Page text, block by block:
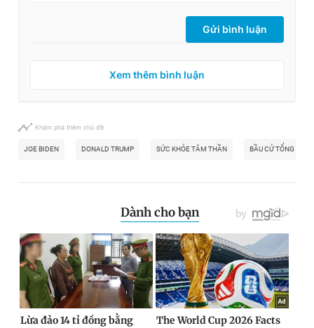
Gửi bình luận
Xem thêm bình luận
Khám phá thêm chủ đề
JOE BIDEN DONALD TRUMP SỨC KHỎE TÂM THẦN BẦU CỬ TỔNG